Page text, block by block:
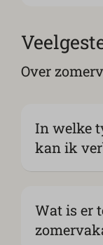
Over
In welke
kan ik
Wat is er